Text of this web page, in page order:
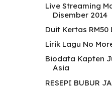
Live Streaming
Disember 2014
Duit Kertas RM50
Lirik Lagu No
Biodata Kapten
Asia
RESEPI BUBUR